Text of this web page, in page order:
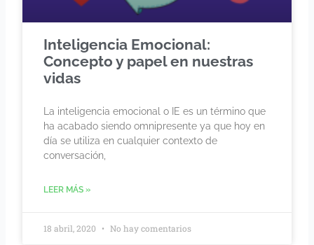
Inteligencia Emocional:
Concepto y papel en nuestras
vidas
La inteligencia emocional o IE es un término que
ha acabado siendo omnipresente ya que hoy en
día se utiliza en cualquier contexto de
conversación,
LEER MÁS »
18 abril, 2020 No hay comentarios